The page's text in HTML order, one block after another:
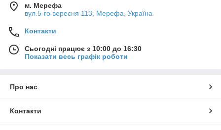
м. Мерефа
вул.5-го вересня 113, Мерефа, Україна
Контакти
Сьогодні працює з 10:00 до 16:30
Показати весь графік роботи
Про нас
Контакти